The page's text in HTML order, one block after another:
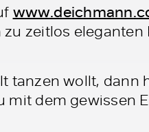
zeitlos eleganten
tanzen wollt, dann
mit dem gewissen